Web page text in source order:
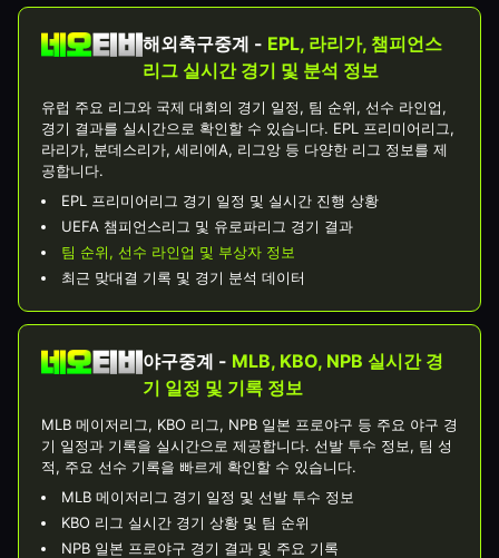
해외축구중계 - EPL, 라리가, 챔피언스
리그 실시간 경기 및 분석 정보
유럽 주요 리그와 국제 대회의 경기 일정, 팀 순위, 선수 라인업,
경기 결과를 실시간으로 확인할 수 있습니다. EPL 프리미어리그,
라리가, 분데스리가, 세리에A, 리그앙 등 다양한 리그 정보를 제
공합니다.
EPL 프리미어리그 경기 일정 및 실시간 진행 상황
UEFA 챔피언스리그 및 유로파리그 경기 결과
팀 순위, 선수 라인업 및 부상자 정보
최근 맞대결 기록 및 경기 분석 데이터
야구중계 - MLB, KBO, NPB 실시간 경
기 일정 및 기록 정보
MLB 메이저리그, KBO 리그, NPB 일본 프로야구 등 주요 야구 경
기 일정과 기록을 실시간으로 제공합니다. 선발 투수 정보, 팀 성
적, 주요 선수 기록을 빠르게 확인할 수 있습니다.
MLB 메이저리그 경기 일정 및 선발 투수 정보
KBO 리그 실시간 경기 상황 및 팀 순위
NPB 일본 프로야구 경기 결과 및 주요 기록